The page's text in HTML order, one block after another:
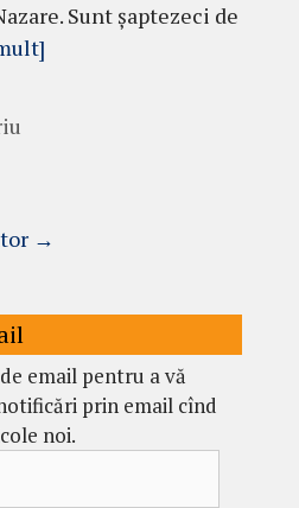
Sunt șaptezeci de
→
email pentru a vă
prin email cînd
noi.